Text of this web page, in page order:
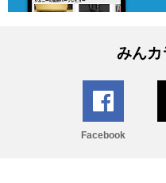
みんカ
Facebook